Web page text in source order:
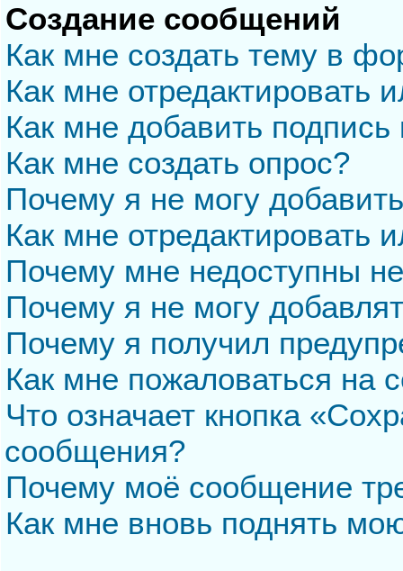
Создание сообщений
Как мне создать тему в
Как мне отредактировать
Как мне добавить
Как мне создать опрос?
Почему я не могу
Как мне отредактировать
Почему мне недоступны
Почему я не могу
Почему я получил
Как мне пожаловаться на
Что означает кнопка
сообщения?
Почему моё сообщение
Как мне вновь поднять